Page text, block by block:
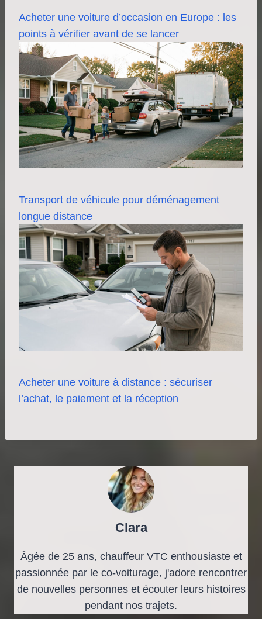
Acheter une voiture d’occasion en Europe : les
points à vérifier avant de se lancer
Transport de véhicule pour déménagement
longue distance
Acheter une voiture à distance : sécuriser
l’achat, le paiement et la réception
Clara
Âgée de 25 ans, chauffeur VTC enthousiaste et
passionnée par le co-voiturage, j'adore rencontrer
de nouvelles personnes et écouter leurs histoires
pendant nos trajets.